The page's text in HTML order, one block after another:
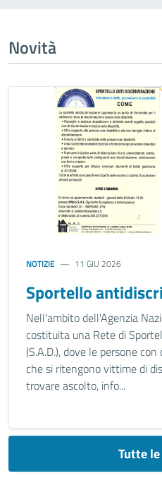
Novità
NOTIZIE 11 GIU 2026
Sportello
Nell'ambito dell'Agenzia
costituita una Rete di
(S.A.D.), dove le persone
che si ritengono vittime di
trovare ascolto, info...
Tutte